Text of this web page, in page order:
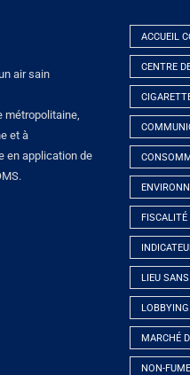
air sain
métropolitaine,
et à
en application de
ACCUEIL
CENTRE
LIEU
LOBBYING
MARCHÉ
NON-